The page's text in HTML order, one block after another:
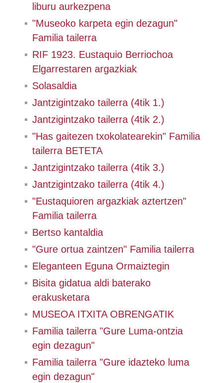
liburu aurkezpena
"Museoko karpeta egin dezagun"
Familia tailerra
RIF 1923. Eustaquio Berriochoa
Elgarrestaren argazkiak
Solasaldia
Jantzigintzako tailerra (4tik 1.)
Jantzigintzako tailerra (4tik 2.)
"Has gaitezen txokolatearekin" Familia
tailerra BETETA
Jantzigintzako tailerra (4tik 3.)
Jantzigintzako tailerra (4tik 4.)
"Eustaquioren argazkiak aztertzen"
Familia tailerra
Bertso kantaldia
"Gure ortua zaintzen" Familia tailerra
Eleganteen Eguna Ormaiztegin
Bisita gidatua aldi baterako
erakusketara
MUSEOA ITXITA OBRENGATIK
Familia tailerra "Gure Luma-ontzia
egin dezagun"
Familia tailerra "Gure idazteko luma
egin dezagun"